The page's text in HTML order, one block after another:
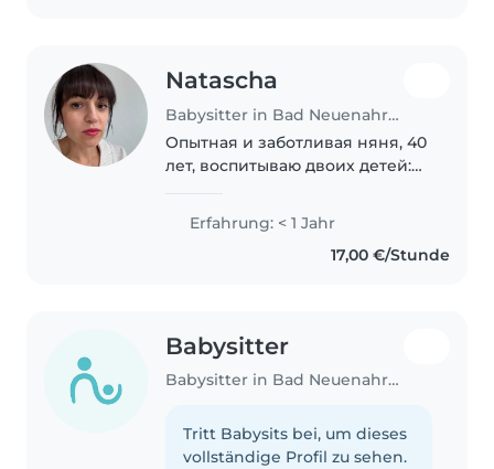
Natascha
Babysitter in Bad Neuenahr-Ahrweiler
Опытная и заботливая няня, 40
лет, воспитываю двоих детей:
но есть врожденные проблемы
с речью — мы вместе учим
Erfahrung: < 1 Jahr
17,00 €/Stunde
Babysitter
Babysitter in Bad Neuenahr-Ahrweiler
Tritt Babysits bei, um dieses
vollständige Profil zu sehen.